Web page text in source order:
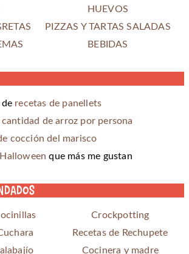
HUEVOS
PIZZAS Y TARTAS SALADAS
BEBIDAS
recetas de panellets
cantidad de arroz por persona
cocción del marisco
que más me gustan
Crockpotting
Recetas de Rechupete
Cocinera y madre